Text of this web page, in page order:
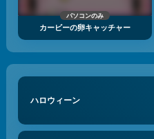
パソコンのみ
カービーの卵キャッチャー
ハロウィーン